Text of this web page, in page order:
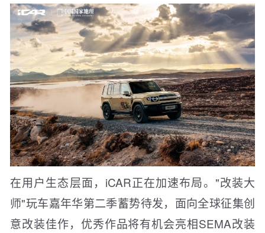
在用户生态层面，iCAR正在加速布局。"改装大
师"玩车嘉年华第二季蓄势待发，面向全球征集创
意改装佳作，优秀作品将有机会亮相SEMA改装